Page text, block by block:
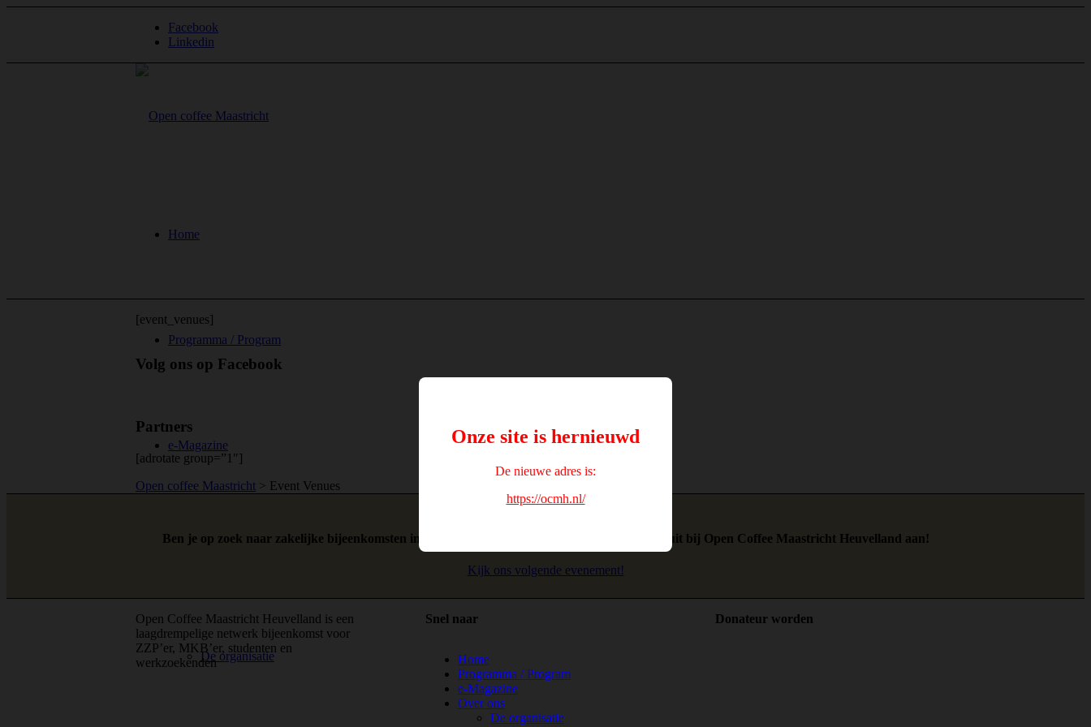
Facebook
Linkedin
Home
Programma / Program
e-Magazine
De organisatie
[event_venues]
Volg ons op Facebook
Partners
[adrotate group=”1″]
Open coffee Maastricht > Event Venues
Ben je op zoek naar zakelijke bijeenkomsten in Limburg of wil je netwerken in Limburg? Sluit bij Open Coffee Maastricht Heuvelland aan!
Kijk ons volgende evenement!
Open Coffee Maastricht Heuvelland is een
laagdrempelige netwerk bijeenkomst voor
ZZP’er, MKB’er, studenten en
werkzoekenden
Onze site is hernieuwd
De nieuwe adres is:
https://ocmh.nl/
Snel naar
Home
Programma / Program
e-Magazine
Over ons
De organisatie
Donateur worden